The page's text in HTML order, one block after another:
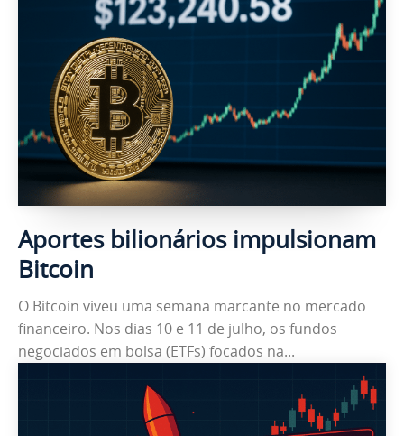
Aportes bilionários impulsionam
Bitcoin
O Bitcoin viveu uma semana marcante no mercado
financeiro. Nos dias 10 e 11 de julho, os fundos
negociados em bolsa (ETFs) focados na...